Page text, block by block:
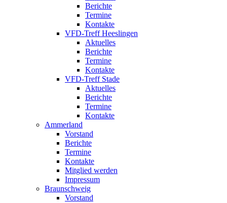
Berichte
Termine
Kontakte
VFD-Treff Heeslingen
Aktuelles
Berichte
Termine
Kontakte
VFD-Treff Stade
Aktuelles
Berichte
Termine
Kontakte
Ammerland
Vorstand
Berichte
Termine
Kontakte
Mitglied werden
Impressum
Braunschweig
Vorstand